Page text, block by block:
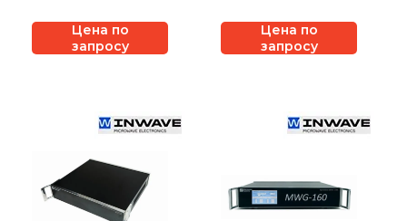
Цена по
запросу
Цена по
запросу